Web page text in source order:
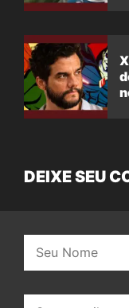
DEIXE SEU